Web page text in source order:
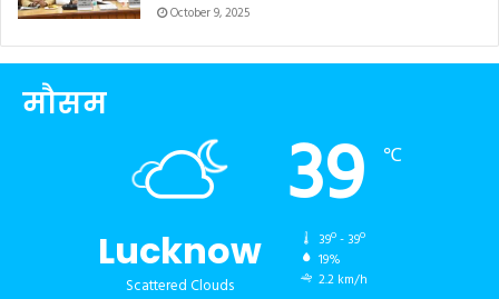
October 9, 2025
मौसम
Lucknow
Scattered Clouds
39 ℃
39º - 39º
19%
2.2 km/h